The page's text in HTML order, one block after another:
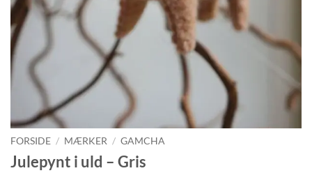
FORSIDE / MÆRKER / GAMCHA
Julepynt i uld – Gris